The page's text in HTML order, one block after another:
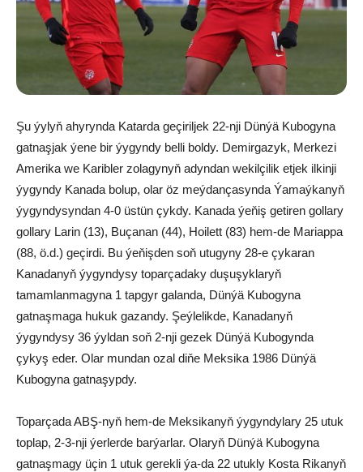
Şu ýylyň ahyrynda Katarda geçiriljek 22-nji Dünýä Kubogyna
gatnaşjak ýene bir ýygyndy belli boldy. Demirgazyk, Merkezi
Amerika we Karibler zolagynyň adyndan wekilçilik etjek ilkinji
ýygyndy Kanada bolup, olar öz meýdançasynda Ýamaýkanyň
ýygyndysyndan 4-0 üstün çykdy. Kanada ýeňiş getiren gollary
gollary Larin (13), Buçanan (44), Hoilett (83) hem-de Mariappa
(88, ö.d.) geçirdi. Bu ýeňişden soň utugyny 28-e çykaran
Kanadanyň ýygyndysy toparçadaky duşuşyklaryň
tamamlanmagyna 1 tapgyr galanda, Dünýä Kubogyna
gatnaşmaga hukuk gazandy. Şeýlelikde, Kanadanyň
ýygyndysy 36 ýyldan soň 2-nji gezek Dünýä Kubogynda
çykyş eder. Olar mundan ozal diňe Meksika 1986 Dünýä
Kubogyna gatnaşypdy.
Toparçada ABŞ-nyň hem-de Meksikanyň ýygyndylary 25 utuk
toplap, 2-3-nji ýerlerde barýarlar. Olaryň Dünýä Kubogyna
gatnaşmagy üçin 1 utuk gerekli ýa-da 22 utukly Kosta Rikanyň